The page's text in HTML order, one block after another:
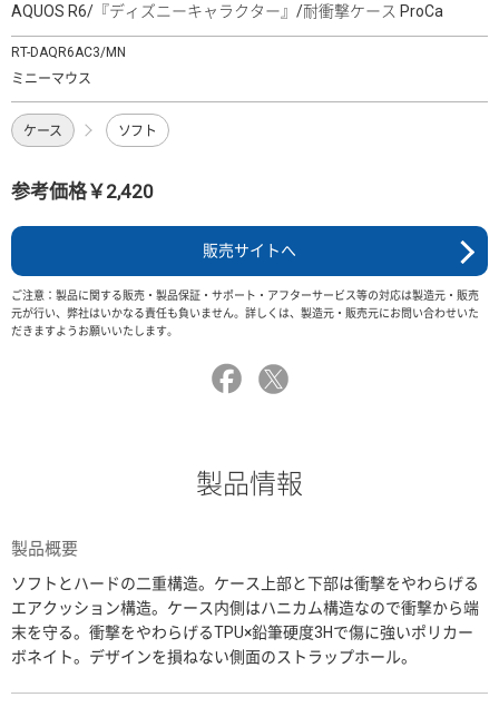
AQUOS R6/『ディズニーキャラクター』/耐衝撃ケース ProCa
RT-DAQR6AC3/MN
ミニーマウス
ケース ソフト
参考価格￥2,420
販売サイトへ
ご注意：製品に関する販売・製品保証・サポート・アフターサービス等の対応は製造元・販売
元が行い、弊社はいかなる責任も負いません。詳しくは、製造元・販売元にお問い合わせいた
だきますようお願いいたします。
製品情報
製品概要
ソフトとハードの二重構造。ケース上部と下部は衝撃をやわらげる
エアクッション構造。ケース内側はハニカム構造なので衝撃から端
末を守る。衝撃をやわらげるTPU×鉛筆硬度3Hで傷に強いポリカー
ボネイト。デザインを損ねない側面のストラップホール。